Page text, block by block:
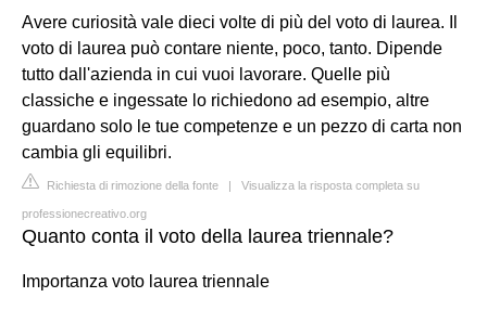
Avere curiosità vale dieci volte di più del voto di laurea. Il
voto di laurea può contare niente, poco, tanto. Dipende
tutto dall'azienda in cui vuoi lavorare. Quelle più
classiche e ingessate lo richiedono ad esempio, altre
guardano solo le tue competenze e un pezzo di carta non
cambia gli equilibri.
Richiesta di rimozione della fonte | Visualizza la risposta completa su
professionecreativo.org
Quanto conta il voto della laurea triennale?
Importanza voto laurea triennale